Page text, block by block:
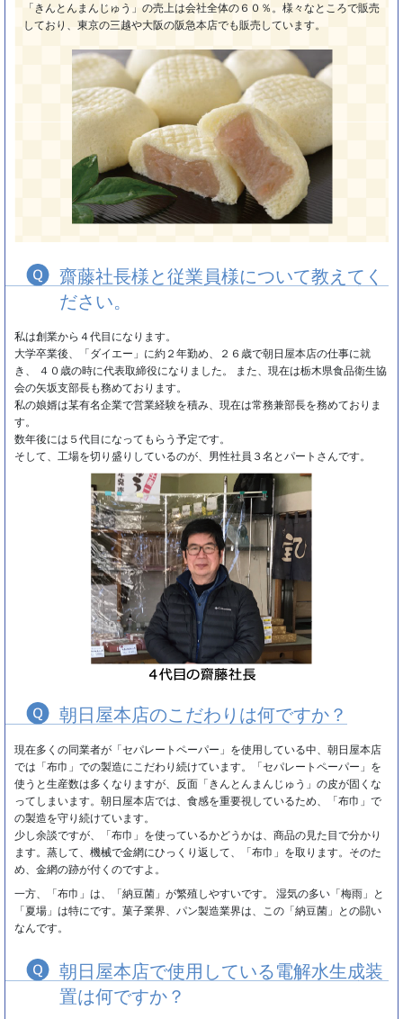
「きんとんまんじゅう」の売上は会社全体の６０％。様々なところで販売
しており、東京の三越や大阪の阪急本店でも販売しています。
齋藤社長様と従業員様について教えてく
ださい。
私は創業から４代目になります。
大学卒業後、「ダイエー」に約２年勤め、２６歳で朝日屋本店の仕事に就
き、 ４０歳の時に代表取締役になりました。 また、現在は栃木県食品衛生協
会の矢坂支部長も務めております。
私の娘婿は某有名企業で営業経験を積み、現在は常務兼部長を務めておりま
す。
数年後には５代目になってもらう予定です。
そして、工場を切り盛りしているのが、男性社員３名とパートさんです。
朝日屋本店のこだわりは何ですか？
現在多くの同業者が「セパレートペーパー」を使用している中、朝日屋本店
では「布巾」での製造にこだわり続けています。「セパレートペーパー」を
使うと生産数は多くなりますが、反面「きんとんまんじゅう」の皮が固くな
ってしまいます。朝日屋本店では、食感を重要視しているため、「布巾」で
の製造を守り続けています。
少し余談ですが、「布巾」を使っているかどうかは、商品の見た目で分かり
ます。蒸して、機械で金網にひっくり返して、「布巾」を取ります。そのた
め、金網の跡が付くのですよ。
一方、「布巾」は、「納豆菌」が繁殖しやすいです。 湿気の多い「梅雨」と
「夏場」は特にです。菓子業界、パン製造業界は、この「納豆菌」との闘い
なんです。
朝日屋本店で使用している電解水生成装
置は何ですか？